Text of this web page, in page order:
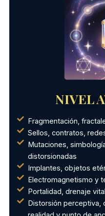
NIVEL
Fragmentación,
Sellos, contratos,
Mutaciones,
distorsionadas
Implantes, objetos
Electromagnetismo y
Portalidad, drenaje
Distorsión perceptiva,